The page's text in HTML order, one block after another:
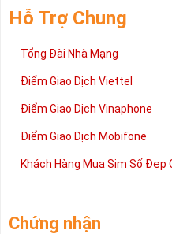
Hỗ Trợ Chung
Tổng Đài Nhà Mạng
Điểm Giao Dịch Viettel
Điểm Giao Dịch Vinaphone
Điểm Giao Dịch Mobifone
Khách Hàng Mua Sim Số Đẹp
Chứng nhận